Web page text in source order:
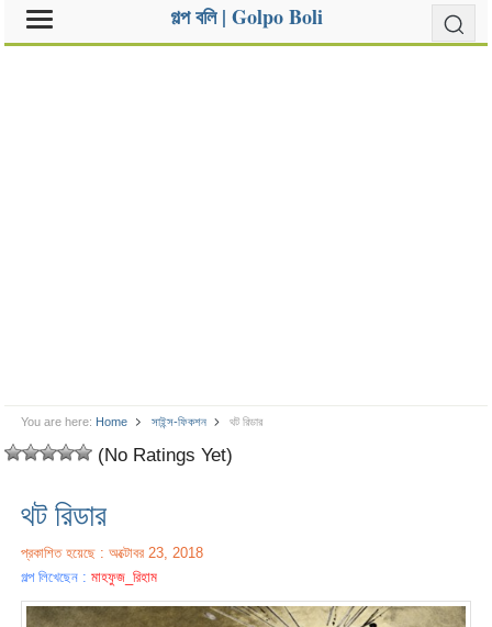
গল্প বলি | Golpo Boli
You are here: Home সাইন্স-ফিকশন থট রিডার
(No Ratings Yet)
থট রিডার
প্রকাশিত হয়েছে : অক্টোবর 23, 2018
গল্প লিখেছেন :মাহফুজ_রিহাম